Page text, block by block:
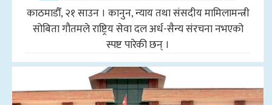
काठमाडौँ, २१ साउन । कानुन, न्याय तथा संसदीय मामिलामन्त्री
सोबिता गौतमले राष्ट्रिय सेवा दल अर्ध-सैन्य संरचना नभएको
स्पष्ट पारेकी छन् ।